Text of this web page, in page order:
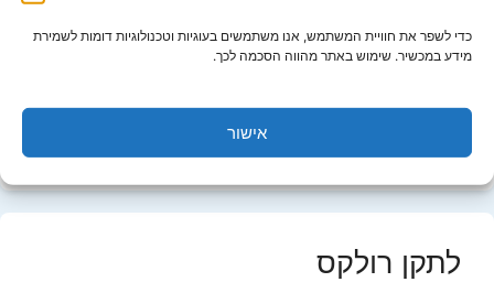
כדי לשפר את חוויית המשתמש, אנו משתמשים בעוגיות וטכנולוגיות דומות לשמירת
מידע במכשיר. שימוש באתר מהווה הסכמה לכך.
אישור
תהיה קריטית והיא זו שתעשה את ההבדל בין ההצלחה
לתקן רולקס